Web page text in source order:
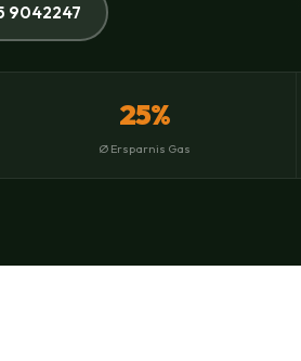
9042247
25%
Ø Ersparnis Gas